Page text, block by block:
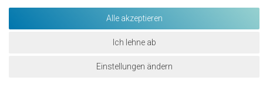
Alle akzeptieren
Ich lehne ab
Einstellungen ändern
Datenschutz
Datenschutzhinweise für Bewerbende
WhatsApp Bewerbung!